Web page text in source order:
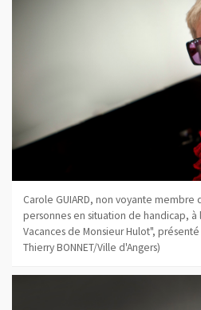
Carole GUIARD, non voyante membre
personnes en situation de handicap, à
Vacances de Monsieur Hulot",
Thierry BONNET/Ville d'Angers)